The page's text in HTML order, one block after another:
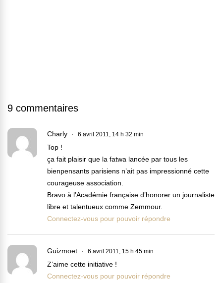
9 commentaires
Charly 6 avril 2011, 14 h 32 min
Top !
ça fait plaisir que la fatwa lancée par tous les
bienpensants parisiens n’ait pas impressionné cette
courageuse association.
Bravo à l’Académie française d’honorer un journaliste
libre et talentueux comme Zemmour.
Connectez-vous pour pouvoir répondre
Guizmoet 6 avril 2011, 15 h 45 min
Z’aime cette initiative !
Connectez-vous pour pouvoir répondre